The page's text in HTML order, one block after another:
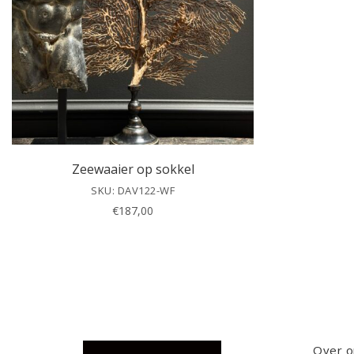
Zeewaaier op sokkel
SKU: DAV122-WF
€187,00
Over